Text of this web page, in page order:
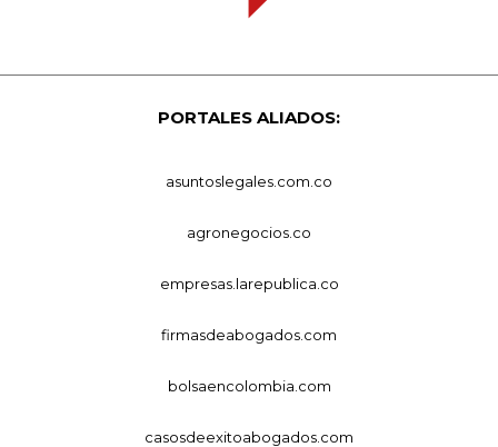
PORTALES ALIADOS:
asuntoslegales.com.co
agronegocios.co
empresas.larepublica.co
firmasdeabogados.com
bolsaencolombia.com
casosdeexitoabogados.com